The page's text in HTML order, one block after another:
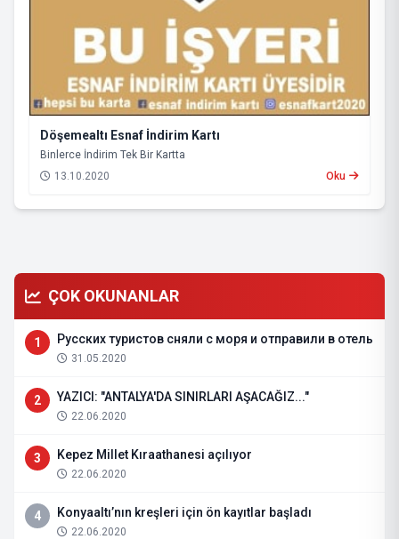
Döşemealtı Esnaf İndirim Kartı
Binlerce İndirim Tek Bir Kartta
13.10.2020
Oku
ÇOK OKUNANLAR
1 Русских туристов сняли с моря и отправили в отель
31.05.2020
2 YAZICI: "ANTALYA'DA SINIRLARI AŞACAĞIZ..."
22.06.2020
3 Kepez Millet Kıraathanesi açılıyor
22.06.2020
4 Konyaaltı’nın kreşleri için ön kayıtlar başladı
22.06.2020